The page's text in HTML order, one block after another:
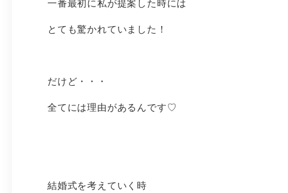
一番最初に私が提案した時には
とても驚かれていました！
だけど・・・
全てには理由があるんです♡
結婚式を考えていく時